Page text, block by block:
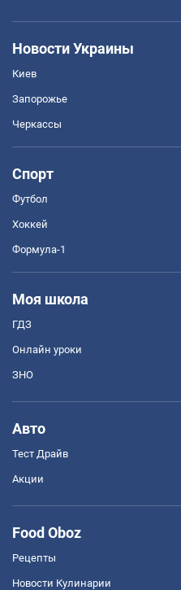
Новости Украины
Киев
Запорожье
Черкассы
Спорт
Футбол
Хоккей
Формула-1
Моя школа
ГДЗ
Онлайн уроки
ЗНО
Авто
Тест Драйв
Акции
Food Oboz
Рецепты
Новости Кулинарии